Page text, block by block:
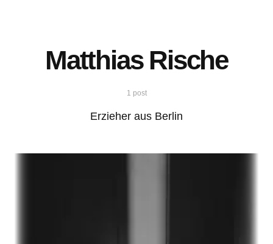
Matthias Rische
1 post
Erzieher aus Berlin